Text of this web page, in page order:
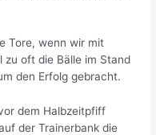
Tore, wenn wir mit
zu oft die Bälle im Stand
den Erfolg gebracht.
dem Halbzeitpfiff
der Trainerbank die